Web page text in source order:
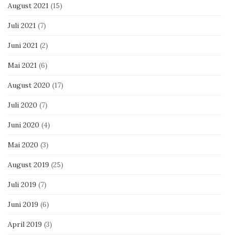
August 2021 (15)
Juli 2021 (7)
Juni 2021 (2)
Mai 2021 (6)
August 2020 (17)
Juli 2020 (7)
Juni 2020 (4)
Mai 2020 (3)
August 2019 (25)
Juli 2019 (7)
Juni 2019 (6)
April 2019 (3)